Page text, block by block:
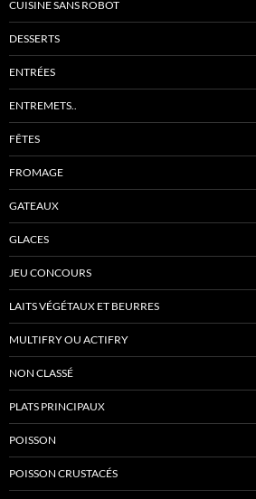
CUISINE SANS ROBOT
DESSERTS
ENTRÉES
ENTREMETS..
FÊTES
FROMAGE
GATEAUX
GLACES
JEU CONCOURS
LAITS VÉGÉTAUX ET BEURRES
MULTIFRY OU ACTIFRY
NON CLASSÉ
PLATS PRINCIPAUX
POISSON
POISSON CRUSTACÉS